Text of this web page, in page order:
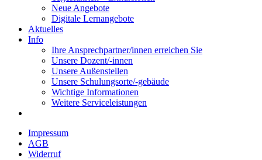
Neue Angebote
Digitale Lernangebote
Aktuelles
Info
Ihre Ansprechpartner/innen erreichen Sie
Unsere Dozent/-innen
Unsere Außenstellen
Unsere Schulungsorte/-gebäude
Wichtige Informationen
Weitere Serviceleistungen
Impressum
AGB
Widerruf